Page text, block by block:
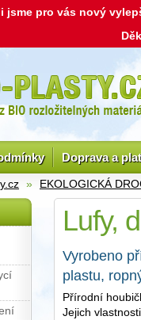
jsme pro vás nový
Doprava a
» EKOLOGICKÁ
Lufy,
Vyrobeno
plastu,
Přírodní
Jejich